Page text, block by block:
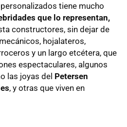
tiene mucho
que lo representan,
constructores, sin dejar de
hojalateros,
y un largo etcétera, que
espectaculares, algunos
las joyas del Petersen
, y otras que viven en